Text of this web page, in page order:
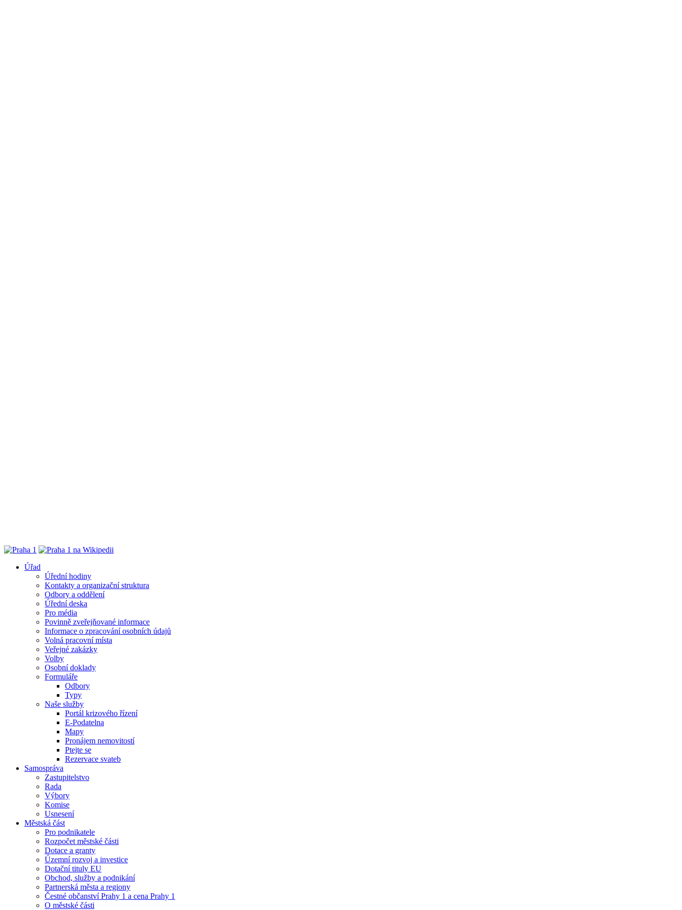
Úřad
Úřední hodiny
Kontakty a organizační struktura
Odbory a oddělení
Úřední deska
Pro média
Povinně zveřejňované informace
Informace o zpracování osobních údajů
Volná pracovní místa
Veřejné zakázky
Volby
Osobní doklady
Formuláře
Odbory
Typy
Naše služby
Portál krizového řízení
E-Podatelna
Mapy
Pronájem nemovitostí
Ptejte se
Rezervace svateb
Samospráva
Zastupitelstvo
Rada
Výbory
Komise
Usnesení
Městská část
Pro podnikatele
Rozpočet městské části
Dotace a granty
Územní rozvoj a investice
Dotační tituly EU
Obchod, služby a podnikání
Partnerská města a regiony
Čestné občanství Prahy 1 a cena Prahy 1
O městské části